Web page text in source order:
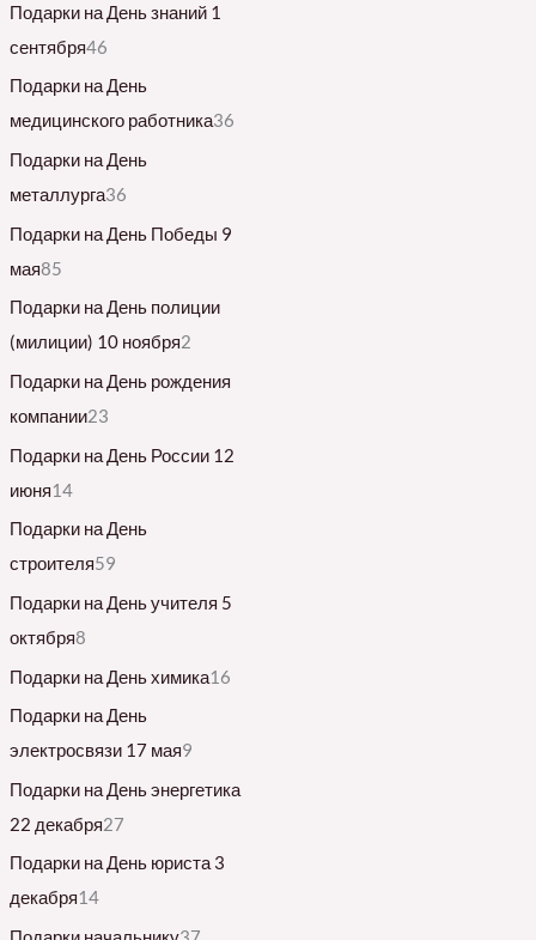
Подарки на День знаний 1
сентября46
Подарки на День
медицинского работника36
Подарки на День
металлурга36
Подарки на День Победы 9
мая85
Подарки на День полиции
(милиции) 10 ноября2
Подарки на День рождения
компании23
Подарки на День России 12
июня14
Подарки на День
строителя59
Подарки на День учителя 5
октября8
Подарки на День химика16
Подарки на День
электросвязи 17 мая9
Подарки на День энергетика
22 декабря27
Подарки на День юриста 3
декабря14